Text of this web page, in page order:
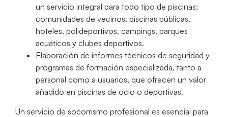
un servicio integral para todo tipo de piscinas:
comunidades de vecinos, piscinas públicas,
hoteles, polideportivos, campings, parques
acuáticos y clubes deportivos.
Elaboración de informes técnicos de seguridad y
programas de formación especializada, tanto a
personal como a usuarios, que ofrecen un valor
añadido en piscinas de ocio o deportivas.
Un servicio de socorrismo profesional es esencial para